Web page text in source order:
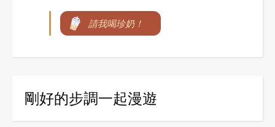
請我喝珍奶！
剛好的步調一起漫遊